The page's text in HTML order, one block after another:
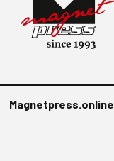
Magnetpress.online